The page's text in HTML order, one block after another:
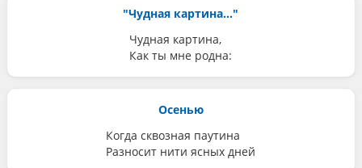
"Чудная картина..."
Чудная картина,
Как ты мне родна:
Осенью
Когда сквозная паутина
Разносит нити ясных дней